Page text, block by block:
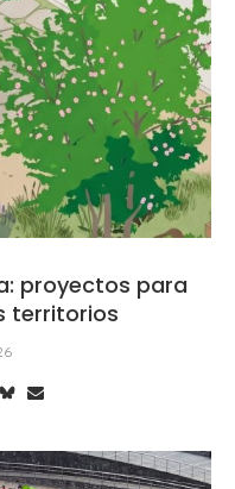
proyectos para
territorios